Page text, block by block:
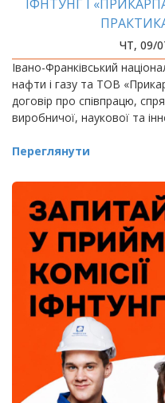
ІФНТУНГ І
ЧТ, 09/
Івано-Франківський
нафти і газу та ТОВ
договір про співпрацю,
виробничої, наукової та
Переглянути